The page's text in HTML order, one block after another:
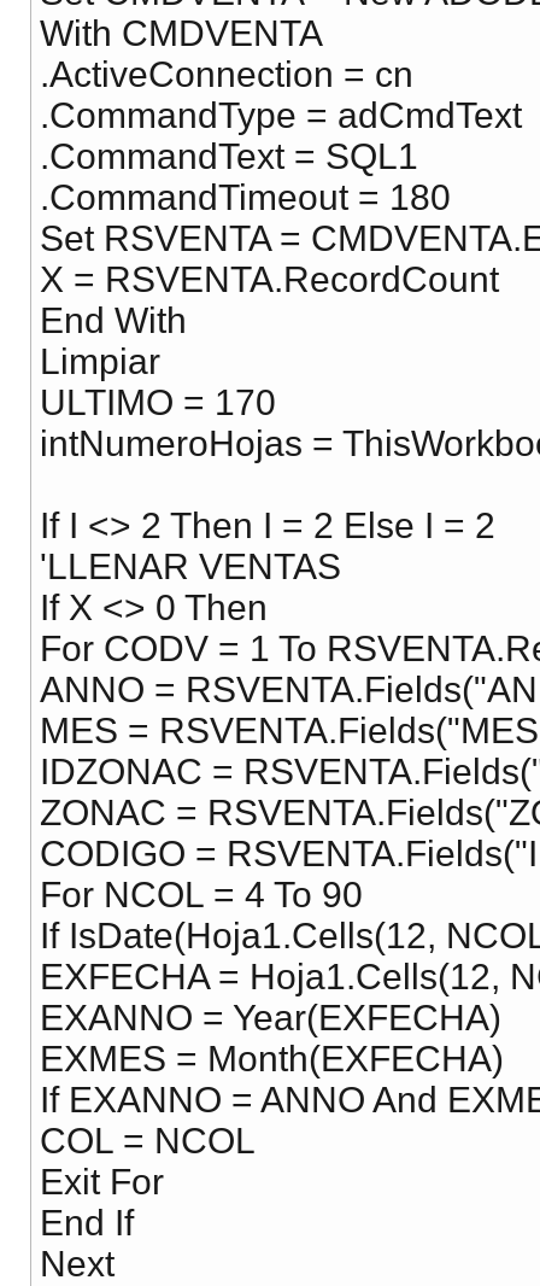
With CMDVENTA
.ActiveConnection = cn
.CommandType = adCmdText
.CommandText = SQL1
.CommandTimeout = 180
Set RSVENTA =
X = RSVENTA.RecordCount
End With
Limpiar
ULTIMO = 170
intNumeroHojas =
If I <> 2 Then I = 2 Else I = 2
'LLENAR VENTAS
If X <> 0 Then
For CODV = 1 To
ANNO =
MES =
IDZONAC =
ZONAC =
CODIGO =
For NCOL = 4 To 90
If IsDate(Hoja1.Cells(12,
EXFECHA = Hoja1.Cells(12,
EXANNO = Year(EXFECHA)
EXMES = Month(EXFECHA)
If EXANNO = ANNO And
COL = NCOL
Exit For
End If
Next